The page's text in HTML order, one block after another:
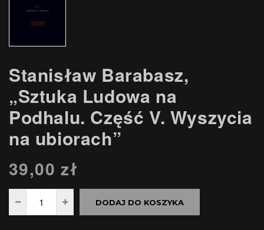
Stanisław Barabasz,
„Sztuka Ludowa na
Podhalu. Część V. Wyszycia
na ubiorach”
39,00zł
DODAJ DO KOSZYKA